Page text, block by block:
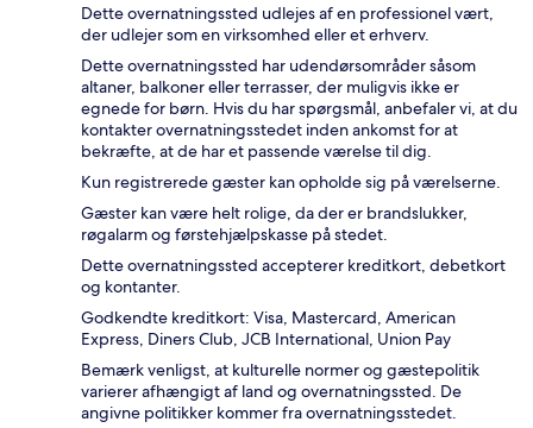
Dette overnatningssted udlejes af en professionel vært,
der udlejer som en virksomhed eller et erhverv.
Dette overnatningssted har udendørsområder såsom
altaner, balkoner eller terrasser, der muligvis ikke er
egnede for børn. Hvis du har spørgsmål, anbefaler vi, at du
kontakter overnatningsstedet inden ankomst for at
bekræfte, at de har et passende værelse til dig.
Kun registrerede gæster kan opholde sig på værelserne.
Gæster kan være helt rolige, da der er brandslukker,
røgalarm og førstehjælpskasse på stedet.
Dette overnatningssted accepterer kreditkort, debetkort
og kontanter.
Godkendte kreditkort: Visa, Mastercard, American
Express, Diners Club, JCB International, Union Pay
Bemærk venligst, at kulturelle normer og gæstepolitik
varierer afhængigt af land og overnatningssted. De
angivne politikker kommer fra overnatningsstedet.